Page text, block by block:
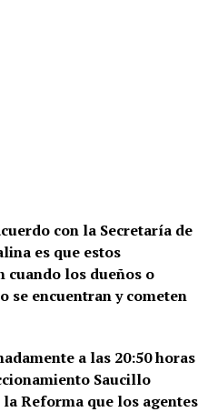
con la Secretaría de
es que estos
cuando los dueños o
se encuentran y cometen
a las 20:50 horas
Saucillo
Reforma que los agentes